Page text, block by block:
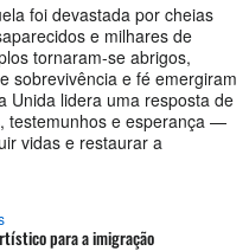
foi devastada por cheias
e milhares de
tornaram-se abrigos,
sobrevivência e fé emergiram
Unida lidera uma resposta de
testemunhos e esperança —
vidas e restaurar a
para a imigração